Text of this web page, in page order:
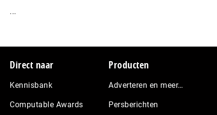
...
Footer
Direct naar
Kennisbank
Computable Awards
Producten
Adverteren en meer…
Persberichten